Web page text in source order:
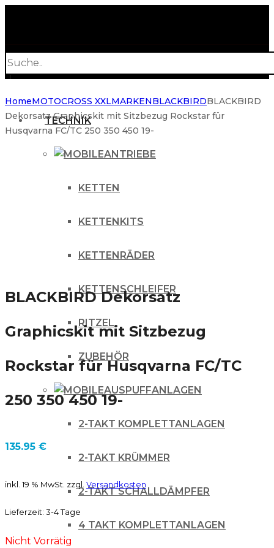
search
TECHNIK
ANTRIEBE
KETTEN
KETTENKITS
KETTENRÄDER
KETTENSCHLEIFER
RITZEL
ZUBEHÖR
AUSPUFFANLAGEN
2-TAKT KOMPLETTANLAGEN
2-TAKT KRÜMMER
2-TAKT SCHALLDÄMPFER
4 TAKT KOMPLETTANLAGEN
HomeMOTOCROSS XXLMARKENBLACKBIRDBLACKBIRD
Dekorsatz Graphicskit mit Sitzbezug Rockstar für
Husqvarna FC/TC 250 350 450 19-
BLACKBIRD Dekorsatz
Graphicskit mit Sitzbezug
Rockstar für Husqvarna FC/TC
250 350 450 19-
135.95 €
inkl. 19 % MwSt. zzgl. Versandkosten
Lieferzeit: 3-4 Tage
Nicht Vorrätig